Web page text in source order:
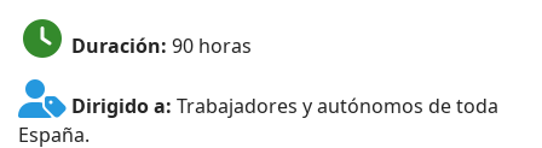
Duración: 90 horas
Dirigido a: Trabajadores y autónomos de toda
España.